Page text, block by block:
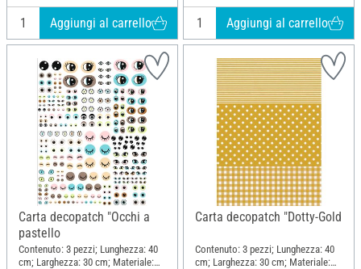
Aggiungi al carrello Aggiungi al carrello
Carta decopatch "Occhi a
pastello
Contenuto: 3 pezzi; Lunghezza: 40
cm; Larghezza: 30 cm; Materiale:
Carta decopatch "Dotty-Gold
Contenuto: 3 pezzi; Lunghezza: 40
cm; Larghezza: 30 cm; Materiale: